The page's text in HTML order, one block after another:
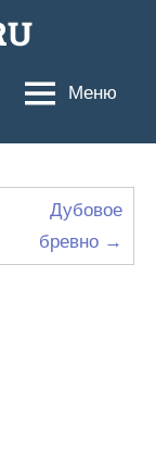
Меню
Дубовое
бревно →